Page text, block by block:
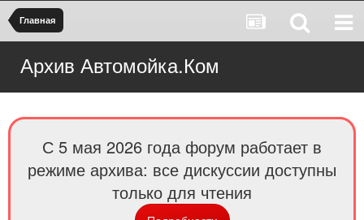
Главная
Архив Автомойка.Ком
С 5 мая 2026 года форум работает в
режиме архива: все дискуссии доступны
только для чтения